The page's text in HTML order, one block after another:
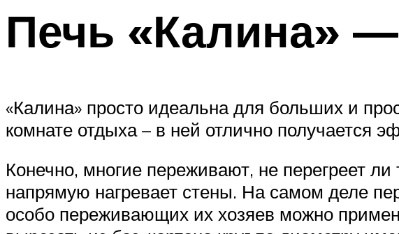
Печь «Калина»
«Калина» просто идеальна для больших и
комнате отдыха – в ней отлично получается
Конечно, многие переживают, не перегреет
напрямую нагревает стены. На самом деле
особо переживающих их хозяев можно